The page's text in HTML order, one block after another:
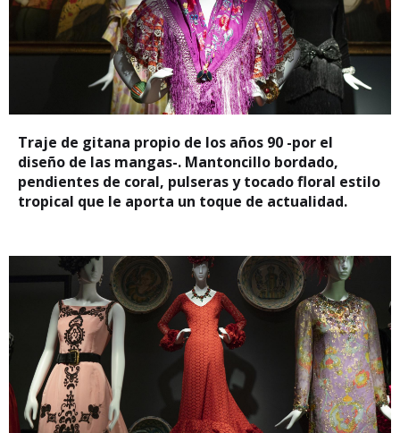
Traje de gitana propio de los años 90 -por el
diseño de las mangas-. Mantoncillo bordado,
pendientes de coral, pulseras y tocado floral estilo
tropical que le aporta un toque de actualidad.